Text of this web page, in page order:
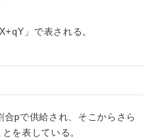
」で表される。
pで供給され、そこからさら
を表している。